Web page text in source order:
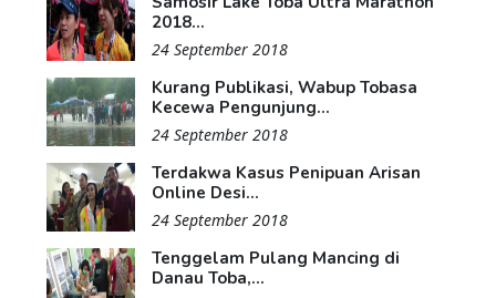
2018...
24 September 2018
Kurang Publikasi, Wabup Tobasa
Kecewa Pengunjung...
24 September 2018
Terdakwa Kasus Penipuan Arisan
Online Desi...
24 September 2018
Tenggelam Pulang Mancing di
Danau Toba,...